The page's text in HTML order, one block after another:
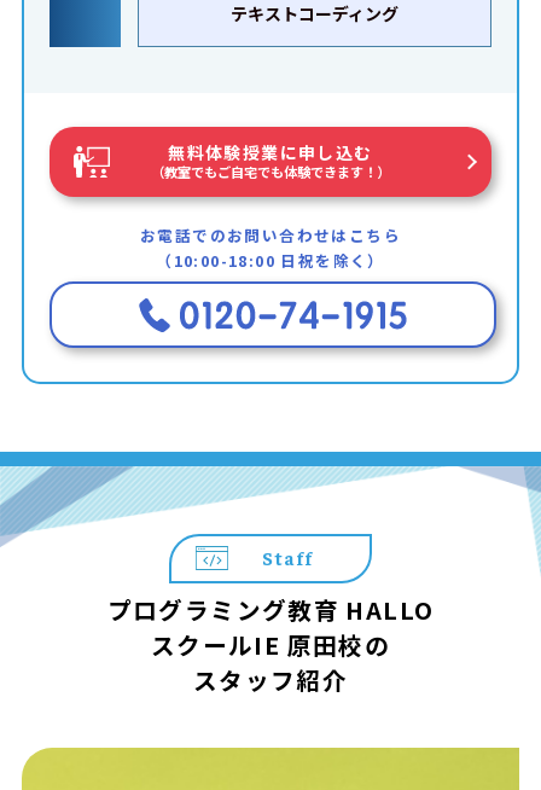
テキストコーディング
無料体験授業に申し込む
（教室でもご自宅でも体験できます！）
お電話でのお問い合わせはこちら
（10:00-18:00 日祝を除く）
Staff
プログラミング教育 HALLO
スクールIE 原田校の
スタッフ紹介